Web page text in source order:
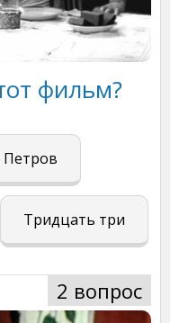
фильм?
Петров
Тридцать три
2 вопрос